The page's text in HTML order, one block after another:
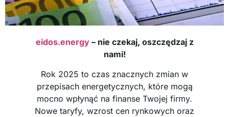
eidos.energy– nie czekaj, oszczędzaj z
nami!
Rok 2025 to czas znacznych zmian w
przepisach energetycznych, które mogą
mocno wpłynąć na finanse Twojej firmy.
Nowe taryfy, wzrost cen rynkowych oraz